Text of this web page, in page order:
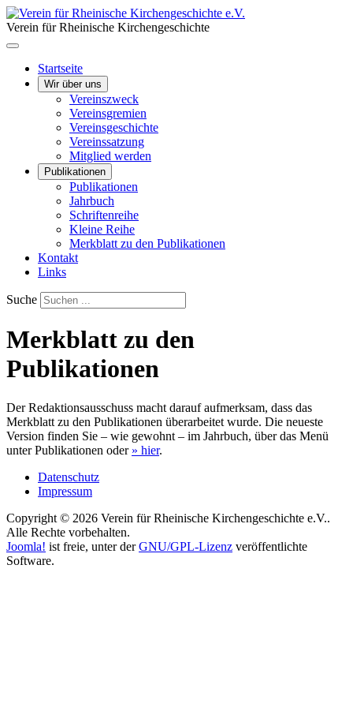
Verein für Rheinische Kirchengeschichte
Startseite
Wir über uns
Vereinszweck
Vereinsgremien
Vereinsgeschichte
Vereinssatzung
Mitglied werden
Publikationen
Publikationen
Jahrbuch
Schriftenreihe
Kleine Reihe
Merkblatt zu den Publikationen
Kontakt
Links
Suche
Merkblatt zu den
Publikationen
Der Redaktionsausschuss macht darauf aufmerksam, dass das
Merkblatt zu den Publikationen überarbeitet wurde. Die neueste
Version finden Sie – wie gewohnt – im Jahrbuch, über das Menü
unter Publikationen oder » hier.
Datenschutz
Impressum
Copyright © 2026 Verein für Rheinische Kirchengeschichte e.V..
Alle Rechte vorbehalten.
Joomla! ist freie, unter derGNU/GPL-Lizenz veröffentlichte
Software.